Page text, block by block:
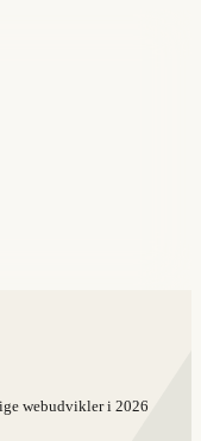
webudvikler i 2026